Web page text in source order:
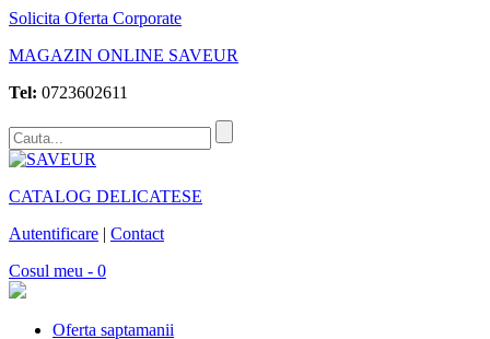
Solicita Oferta Corporate
MAGAZIN ONLINE SAVEUR
Tel: 0723602611
CATALOG DELICATESE
Autentificare | Contact
Cosul meu - 0
Oferta saptamanii